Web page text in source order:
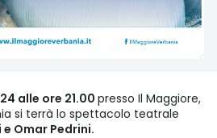
alle ore 21.00 presso Il Maggiore,
si terrà lo spettacolo teatrale
Omar Pedrini.